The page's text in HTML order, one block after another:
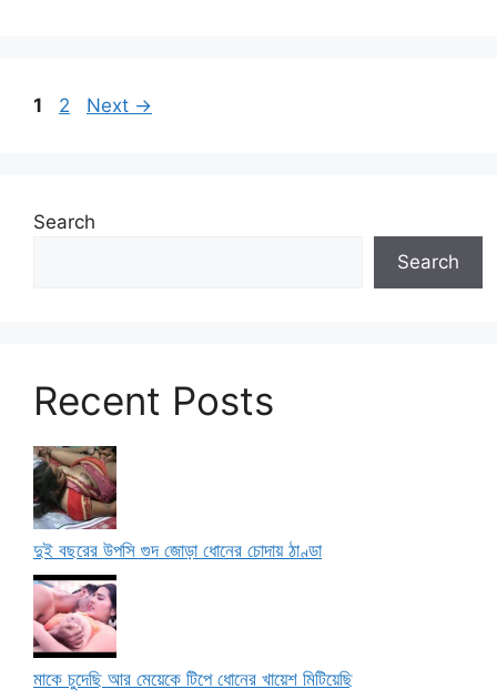
Page
1 Page
2 Next →
Search
Search
Recent Posts
দুই বছরের উপসি গুদ জোড়া ধোনের চোদায় ঠাণ্ডা
মাকে চুদেছি আর মেয়েকে টিপে ধোনের খায়েশ মিটিয়েছি